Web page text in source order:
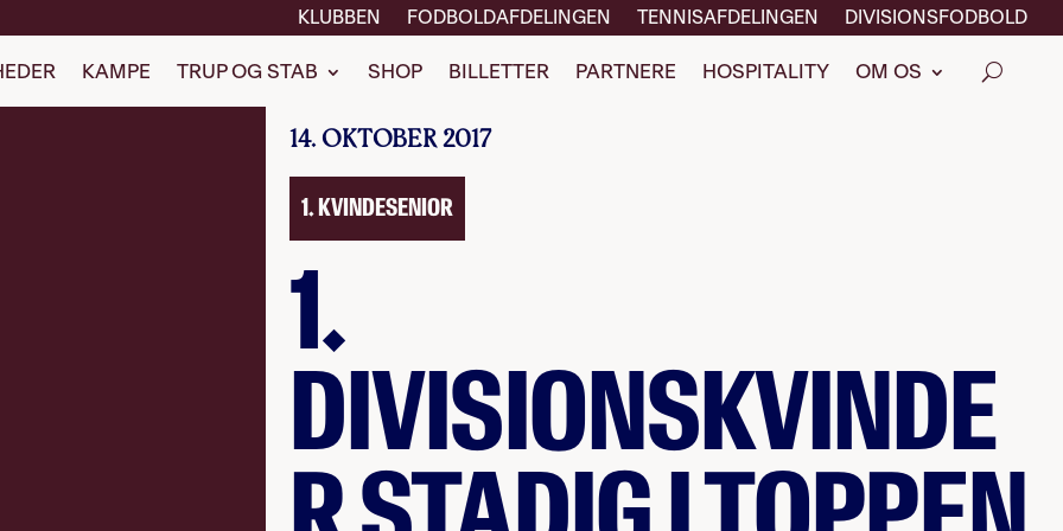
KLUBBEN FODBOLDAFDELINGEN TENNISAFDELINGEN DIVISIONSFODBOLD
KAMPE TRUP OG STAB SHOP BILLETTER PARTNERE HOSPITALITY OM OS
14. OKTOBER 2017
1. KVINDESENIOR
1.
DIVISIONSKVINDE